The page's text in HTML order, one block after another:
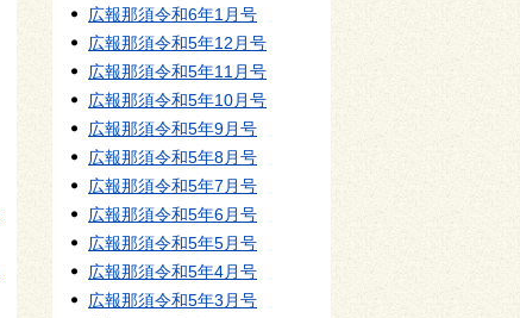
広報那須令和6年1月号
広報那須令和5年12月号
広報那須令和5年11月号
広報那須令和5年10月号
広報那須令和5年9月号
広報那須令和5年8月号
広報那須令和5年7月号
広報那須令和5年6月号
広報那須令和5年5月号
広報那須令和5年4月号
広報那須令和5年3月号